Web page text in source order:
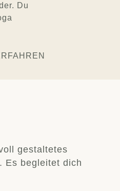
Du
gestaltetes
Es begleitet dich